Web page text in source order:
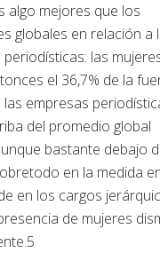
algo mejores que los
globales en relación a
las
el 36,7% de la
empresas
del promedio global
bastante debajo
en la medida
en los cargos
de mujeres